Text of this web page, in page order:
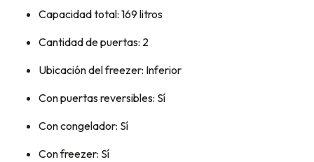
Capacidad total: 169 litros
Cantidad de puertas: 2
Ubicación del freezer: Inferior
Con puertas reversibles: Sí
Con congelador: Sí
Con freezer: Sí